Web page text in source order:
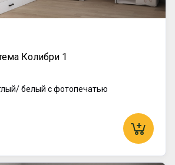
Колибри 1
белый с фотопечатью